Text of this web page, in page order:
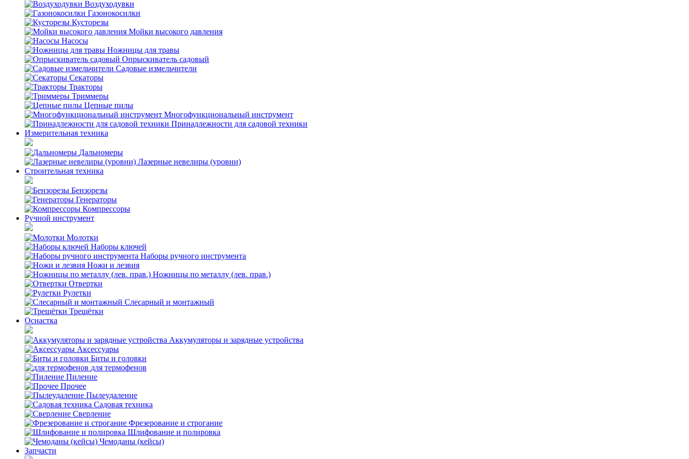
Воздуходувки
Газонокосилки
Кусторезы
Мойки высокого давления
Насосы
Ножницы для травы
Опрыскиватель садовый
Садовые измельчители
Секаторы
Тракторы
Триммеры
Цепные пилы
Многофункциональный инструмент
Принадлежности для садовой техники
Измерительная техника
Дальномеры
Лазерные невелиры (уровни)
Строительная техника
Бензорезы
Генераторы
Компрессоры
Ручной инструмент
Молотки
Наборы ключей
Наборы ручного инструмента
Ножи и лезвия
Ножницы по металлу (лев. прав.)
Отвертки
Рулетки
Слесарный и монтажный
Трещётки
Оснастка
Аккумуляторы и зарядные устройства
Аксессуары
Биты и головки
для термофенов
Пиление
Прочее
Пылеудаление
Садовая техника
Сверление
Фрезерование и строгание
Шлифование и полировка
Чемоданы (кейсы)
Запчасти